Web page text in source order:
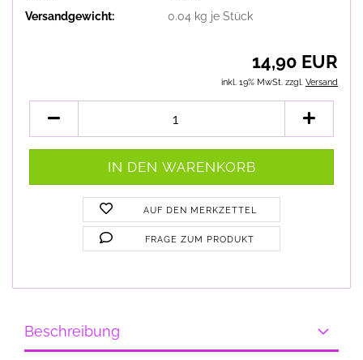
Versandgewicht:
0.04 kg je Stück
14,90 EUR
inkl. 19% MwSt. zzgl. Versand
AUF DEN MERKZETTEL
FRAGE ZUM PRODUKT
Beschreibung